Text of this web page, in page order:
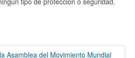
Asamblea del Movimiento Mundial